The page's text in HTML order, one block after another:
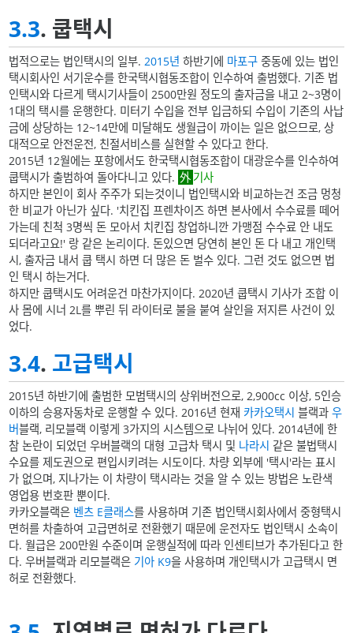
3.3. 쿱택시
법적으로는 법인택시의 일부. 2015년 하반기에 마포구 중동에 있는 법인
택시회사인 서기운수를 한국택시협동조합이 인수하여 출범했다. 기존 법
인택시와 다르게 택시기사들이 2500만원 정도의 출자금을 내고 2~3명이
1대의 택시를 운행한다. 미터기 수입을 전부 입금하되 수입이 기존의 사납
금에 상당하는 12~14만에 미달해도 생월급이 까이는 일은 없으므로, 상
대적으로 안전운전, 친절서비스를 실현할 수 있다고 한다.
2015년 12월에는 포항에서도 한국택시협동조합이 대광운수를 인수하여
쿱택시가 출범하여 돌아다니고 있다.
기사
하지만 본인이 회사 주주가 되는것이니 법인택시와 비교하는건 조금 멍청
한 비교가 아닌가 싶다. '치킨집 프렌차이즈 하면 본사에서 수수료를 떼어
가는데 친척 3명씩 돈 모아서 치킨집 창업하니깐 가맹점 수수료 안 내도
되더라고요!' 랑 같은 논리이다. 돈있으면 당연히 본인 돈 다 내고 개인택
시, 출자금 내서 쿱 택시 하면 더 많은 돈 벌수 있다. 그런 것도 없으면 법
인 택시 하는거다.
하지만 쿱택시도 어려운건 마찬가지이다. 2020년 쿱택시 기사가 조합 이
사 몸에 시너 2L를 뿌린 뒤 라이터로 불을 붙여 살인을 저지른 사건이 있
었다.
3.4. 고급택시
2015년 하반기에 출범한 모범택시의 상위버전으로, 2,900cc 이상, 5인승
이하의 승용자동차로 운행할 수 있다. 2016년 현재 카카오택시 블랙과우
버블랙, 리모블랙 이렇게 3가지의 시스템으로 나뉘어 있다. 2014년에 한
참 논란이 되었던 우버블랙의 대형 고급차 택시 및 나라시 같은 불법택시
수요를 제도권으로 편입시키려는 시도이다. 차량 외부에 '택시'라는 표시
가 없으며, 지나가는 이 차량이 택시라는 것을 알 수 있는 방법은 노란색
영업용 번호판 뿐이다.
카카오블랙은 벤츠 E클래스를 사용하며 기존 법인택시회사에서 중형택시
면허를 차출하여 고급면허로 전환했기 때문에 운전자도 법인택시 소속이
다. 월급은 200만원 수준이며 운행실적에 따라 인센티브가 추가된다고 한
다. 우버블랙과 리모블랙은 기아 K9을 사용하며 개인택시가 고급택시 면
허로 전환했다.